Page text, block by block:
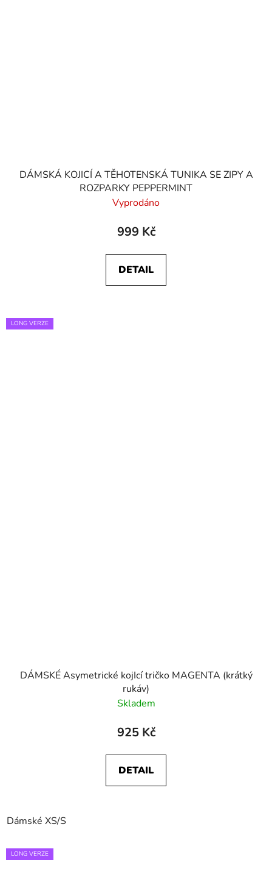
DÁMSKÁ KOJICÍ A TĚHOTENSKÁ TUNIKA SE ZIPY A
ROZPARKY PEPPERMINT
Vyprodáno
999 Kč
DETAIL
LONG VERZE
DÁMSKÉ Asymetrické kojIcí tričko MAGENTA (krátký
rukáv)
Skladem
925 Kč
DETAIL
Dámské XS/S
LONG VERZE